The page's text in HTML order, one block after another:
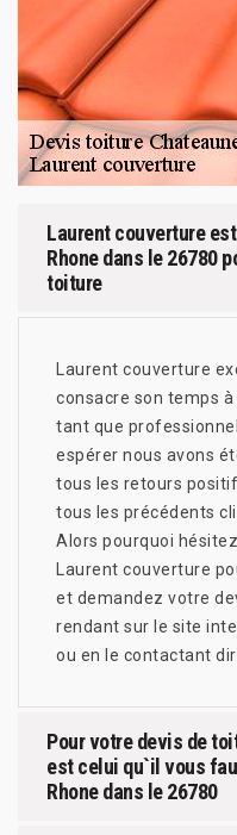
Laurent couverture
Rhone dans le 26780
toiture
Laurent couverture
consacre son temps
tant que
espérer nous avons
tous les retours
tous les précédents
Alors pourquoi
Laurent couverture
et demandez votre
rendant sur le site
ou en le contactant
Pour votre devis de
est celui qu`il vous
Rhone dans le 26780